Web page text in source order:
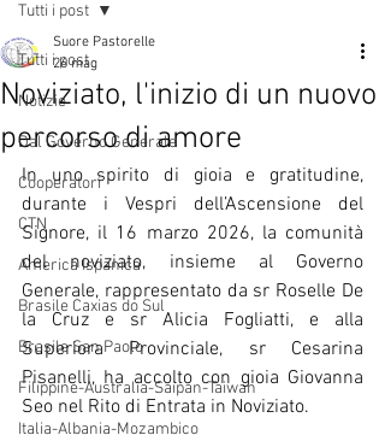
Tutti i post
Notizie
Dal Governo Generale
Cooperatori
CTN
America Ispanica
Brasile Caxias do Sul
Brasile San Paolo
Filippine-Australia-Saipan-Taiwan
Italia-Albania-Mozambico
Tutti i post
Noviziato, l'inizio di un nuovo
percorso di amore
Suore Pastorelle
26 mag
In uno spirito di gioia e gratitudine,
durante i Vespri dell’Ascensione del
Signore, il 16 marzo 2026, la comunità
del noviziato, insieme al Governo
Generale, rappresentato da sr Roselle De
la Cruz e sr Alicia Fogliatti, e alla
Superiora Provinciale, sr Cesarina
Pisanelli, ha accolto con gioia Giovanna
Seo nel Rito di Entrata in Noviziato.